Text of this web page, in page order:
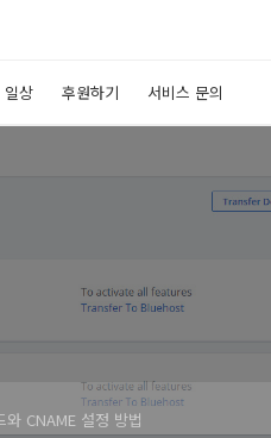
일상 후원하기 서비스 문의
CNAME 설정 방법